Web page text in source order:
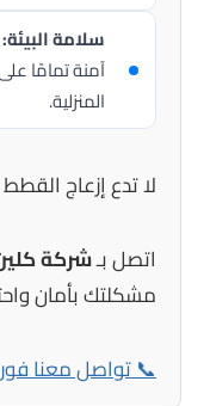
سلامة البيئة:
آمنة تمامًا
المنزلية.
لا تدع إزعاج
اتصل بـشركة
مشكلتك بأمان
📞 تواصل معنا فوراً: